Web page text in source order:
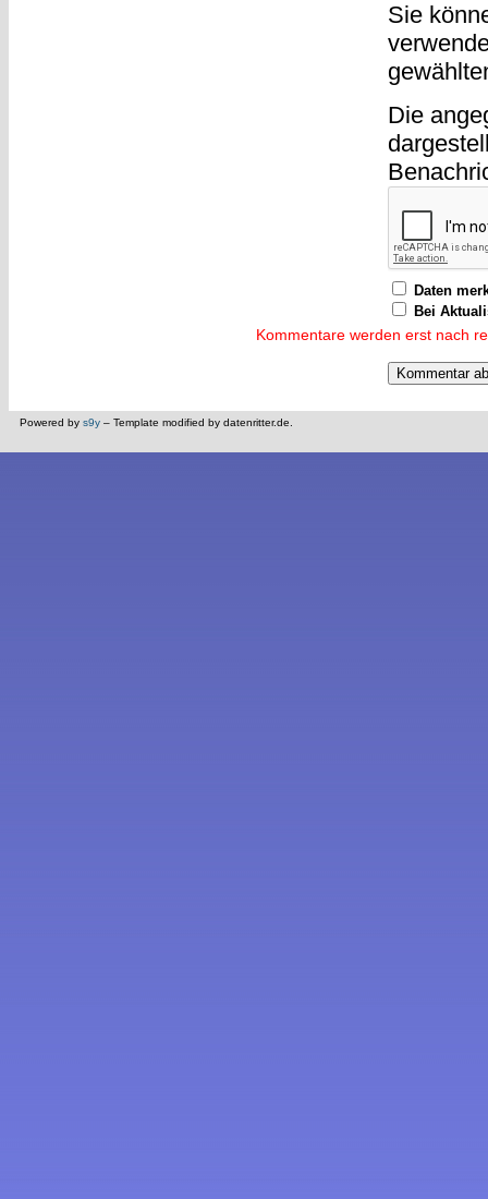
Sie
Die
Daten
Bei
Kommentare werden erst nach
Powered by s9y – Template modified by datenritter.de.